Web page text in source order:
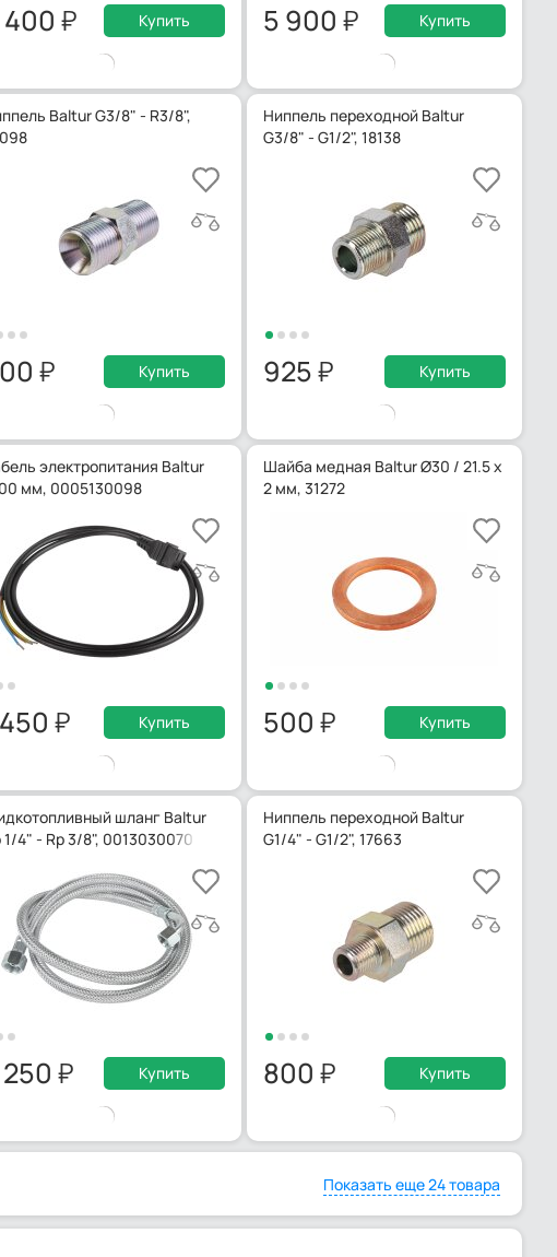
Купить 5 900 Купить
Baltur G3/8" - R3/8",
Купить
Ниппель переходной Baltur
G3/8" - G1/2", 18138
925 Купить
электропитания Baltur
мм, 0005130098
Купить
Шайба медная Baltur Ø30 / 21.5 x
2 мм, 31272
500 Купить
2"
шланг Baltur
1/4" - Rp 3/8", 0013030070
Купить
Ниппель переходной Baltur
G1/4" - G1/2", 17663
800 Купить
Показать еще 24 товара